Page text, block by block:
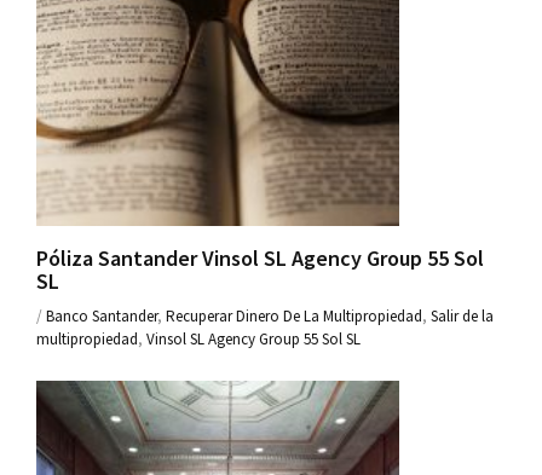
Póliza Santander Vinsol SL Agency Group 55 Sol
SL
/Banco Santander, Recuperar Dinero De La Multipropiedad, Salir de la
multipropiedad, Vinsol SL Agency Group 55 Sol SL